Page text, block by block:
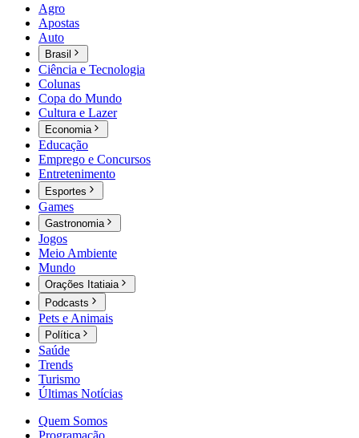
Agro
Apostas
Auto
Brasil
Ciência e Tecnologia
Colunas
Copa do Mundo
Cultura e Lazer
Economia
Educação
Emprego e Concursos
Entretenimento
Esportes
Games
Gastronomia
Jogos
Meio Ambiente
Mundo
Orações Itatiaia
Podcasts
Pets e Animais
Política
Saúde
Trends
Turismo
Últimas Notícias
Quem Somos
Programação